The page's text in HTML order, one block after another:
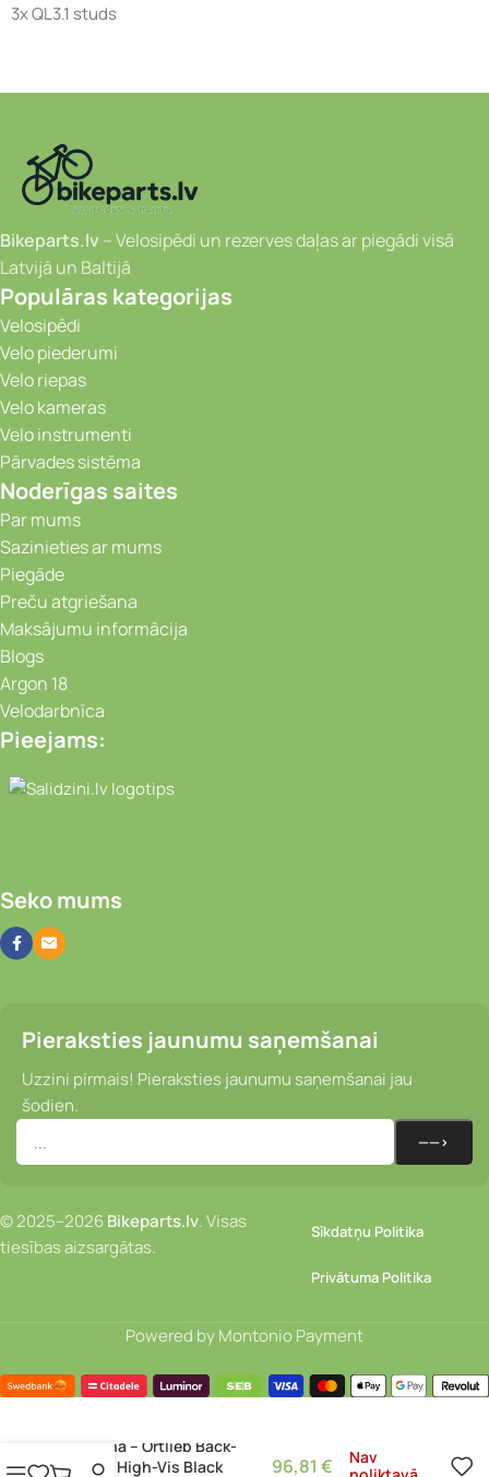
3x QL3.1 studs
Bikeparts.lv – Velosipēdi un rezerves daļas ar piegādi visā
Latvijā un Baltijā
Populāras kategorijas
Velosipēdi
Velo piederumi
Velo riepas
Velo kameras
Velo instrumenti
Pārvades sistēma
Noderīgas saites
Par mums
Sazinieties ar mums
Piegāde
Preču atgriešana
Maksājumu informācija
Blogs
Argon 18
Velodarbnīca
Pieejams:
Video novērošanas kameras, Portatīvie
Seko mums
Pieraksties jaunumu saņemšanai
Uzzini pirmais! Pieraksties jaunumu saņemšanai jau
šodien.
© 2025–2026Bikeparts.lv. Visas
tiesības aizsargātas.
Sīkdatņu Politika
Privātuma Politika
Powered by Montonio Payment
Somiņa – Ortlieb Back-
Roller High-Vis Black
96,81 €
Nav